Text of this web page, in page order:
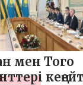
мен Того